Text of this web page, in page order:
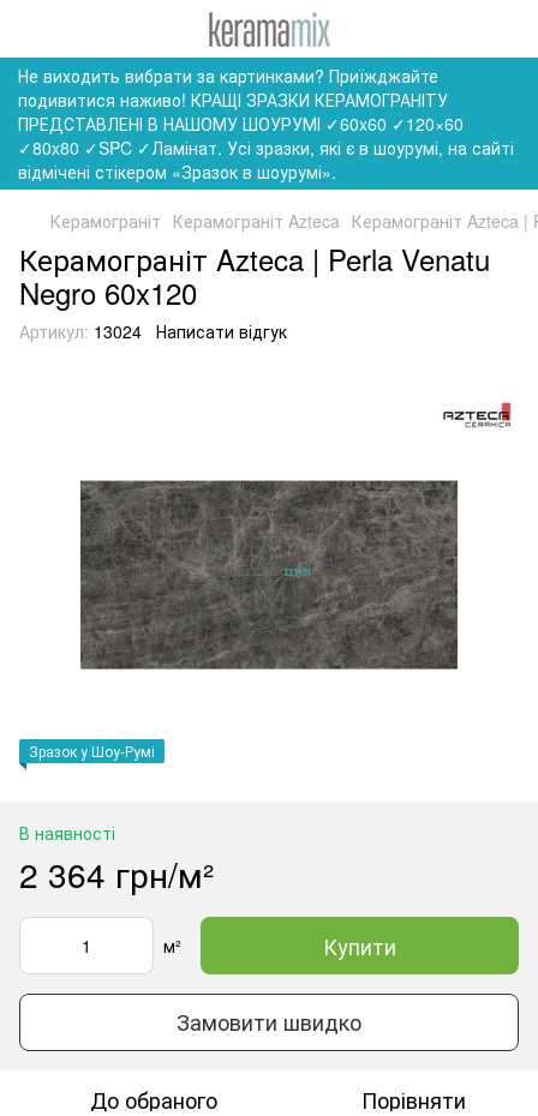
Не виходить вибрати за картинками? Приїжджайте
подивитися наживо! КРАЩІ ЗРАЗКИ КЕРАМОГРАНІТУ
ПРЕДСТАВЛЕНІ В НАШОМУ ШОУРУМІ ✓60x60 ✓120×60
✓80x80 ✓SPC ✓Ламінат. Усі зразки, які є в шоурумі, на сайті
відмічені стікером «Зразок в шоурумі».
Керамограніт Керамограніт Azteca Керамограніт Azteca
Керамограніт Azteca | Perla Venatu
Negro 60x120
Артикул: 13024 Написати відгук
Зразок у Шоу-Румі
В наявності
2 364 грн/м²
м² Купити
Замовити швидко
До обраного Порівняти